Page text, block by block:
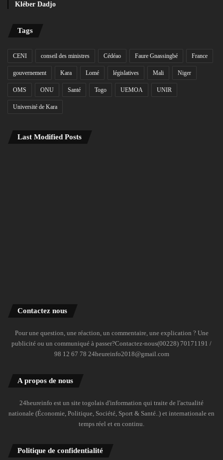
Kléber Dadjo
Tags
CENI conseil des ministres Cédéao Faure Gnassingbé France
gouvernement Kara Lomé législatives Mali Niger
OMS ONU Santé Togo UEMOA UNIR
Université de Kara
Last Modified Posts
Contactez nous
Pour une question, une réaction, un commentaire, une explication ? Une
publicité ou un communiqué à passer?Contactez-nous(00228) 70171191 /
98 12 67 78 24heureinfo2018@gmail.com
A propos de nous
24heureinfo est un site togolais d'information qui traite de l'actualité
nationale (Économie, Politique, Société, Sport & Santé..) et internationale en
temps réel et en continu.
Politique de confidentialité